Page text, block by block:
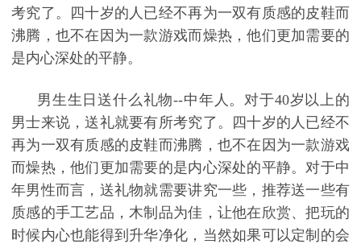
考究了。四十岁的人已经不再为一双有质感的皮鞋而
沸腾，也不在因为一款游戏而燥热，他们更加需要的
是内心深处的平静。
男生生日送什么礼物--中年人。对于40岁以上的
男士来说，送礼就要有所考究了。四十岁的人已经不
再为一双有质感的皮鞋而沸腾，也不在因为一款游戏
而燥热，他们更加需要的是内心深处的平静。对于中
年男性而言，送礼物就需要讲究一些，推荐送一些有
质感的手工艺品，木制品为佳，让他在欣赏、把玩的
时候内心也能得到升华净化，当然如果可以定制的会